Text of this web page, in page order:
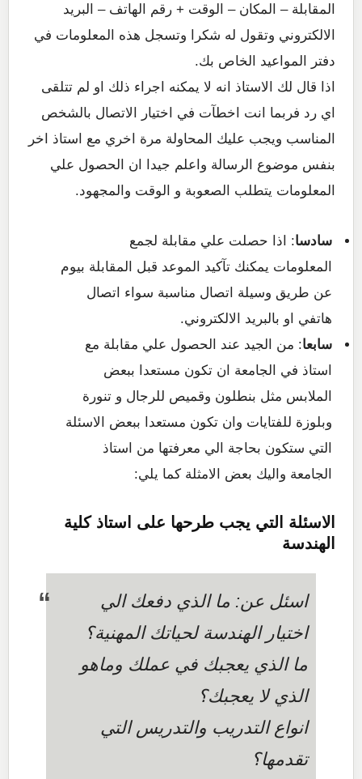
المقابلة – المكان – الوقت + رقم الهاتف – البريد
الالكتروني وتقول له شكرا وتسجل هذه المعلومات في
دفتر المواعيد الخاص بك.
اذا قال لك الاستاذ انه لا يمكنه اجراء ذلك او لم تتلقى
اي رد فربما انت اخطآت في اختيار الاتصال بالشخص
المناسب ويجب عليك المحاولة مرة اخري مع استاذ اخر
بنفس موضوع الرسالة واعلم جيدا ان الحصول علي
المعلومات يتطلب الصعوبة و الوقت والمجهود.
سادسا: اذا حصلت علي مقابلة لجمع
المعلومات يمكنك تآكيد الموعد قبل المقابلة بيوم
عن طريق وسيلة اتصال مناسبة سواء اتصال
هاتفي او بالبريد الالكتروني.
سابعا: من الجيد عند الحصول علي مقابلة مع
استاذ في الجامعة ان تكون مستعدا ببعض
الملابس مثل بنطلون وقميص للرجال و تنورة
وبلوزة للفتايات وان تكون مستعدا ببعض الاسئلة
التي ستكون بحاجة الي معرفتها من استاذ
الجامعة واليك بعض الامثلة كما يلي:
الاسئلة التي يجب طرحها على استاذ كلية
الهندسة
اسئل عن: ما الذي دفعك الي
اختيار الهندسة لحياتك المهنية؟
ما الذي يعجبك في عملك وماهو
الذي لا يعجبك؟
انواع التدريب والتدريس التي
تقدمها؟